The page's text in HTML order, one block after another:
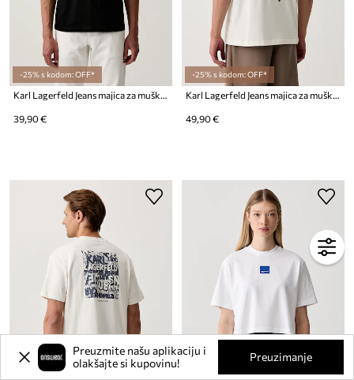
-25% s kodom: OFF*
Karl Lagerfeld Jeans majica za muškarce od pamuka
39,90 €
-25% s kodom: OFF*
Karl Lagerfeld Jeans majica za muškarce od pamuka
49,90 €
Preuzmite našu aplikaciju i
olakšajte si kupovinu!
Preuzimanje